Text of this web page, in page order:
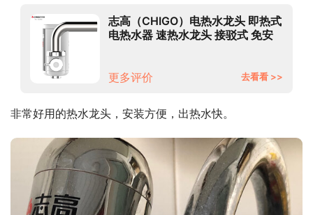
志高（CHIGO）电热水龙头 即热式
电热水器 速热水龙头 接驳式 免安
更多评价 去看看 >>
非常好用的热水龙头，安装方便，出热水快。